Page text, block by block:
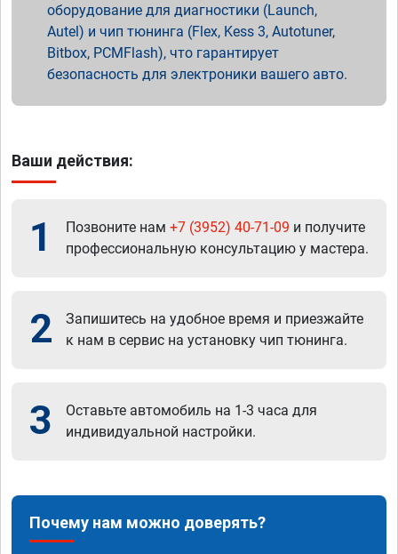
оборудование для диагностики (Launch,
Autel) и чип тюнинга (Flex, Kess 3, Autotuner,
Bitbox, PCMFlash), что гарантирует
безопасность для электроники вашего авто.
Ваши действия:
1 Позвоните нам +7 (3952) 40-71-09 и получите
профессиональную консультацию у мастера.
2
Запишитесь на удобное время и приезжайте
к нам в сервис на установку чип тюнинга.
3
Оставьте автомобиль на 1-3 часа для
индивидуальной настройки.
Почему нам можно доверять?